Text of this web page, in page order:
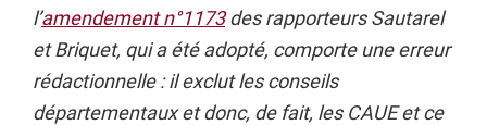
l’amendement n°1173des rapporteurs Sautarel
et Briquet, qui a été adopté, comporte une erreur
rédactionnelle : il exclut les conseils
départementaux et donc, de fait, les CAUE et ce